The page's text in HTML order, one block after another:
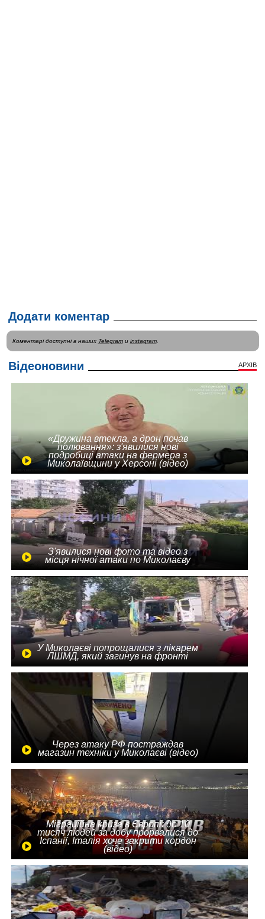
Додати коментар
Коментарі доступні в наших Telegramи instagram.
Відеоновини АРХІВ
«Дружина втекла, а дрон почав
полювання»: з'явилися нові
подробиці атаки на фермера з
Миколаївщини у Херсоні (відео)
З'явилися нові фото та відео з
місця нічної атаки по Миколаєву
У Миколаєві попрощалися з лікарем
ЛШМД, який загинув на фронті
Через атаку РФ постраждав
магазин техніки у Миколаєві (відео)
Міграційна криза в Європі: до 10
тисяч людей за добу прорвалися до
Іспанії, Італія хоче закрити кордон
(відео)